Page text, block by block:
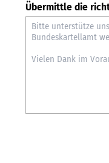
Übermittle die